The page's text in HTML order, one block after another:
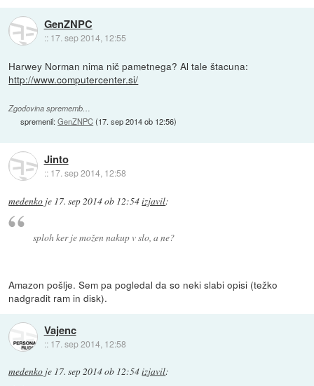
GenZNPC
:: 17. sep 2014, 12:55
Harwey Norman nima nič pametnega? Al tale štacuna:
http://www.computercenter.si/
Zgodovina sprememb…
spremenil:GenZNPC(17. sep 2014 ob 12:56)
Jinto
:: 17. sep 2014, 12:58
medenko je 17. sep 2014 ob 12:54izjavil:
sploh ker je možen nakup v slo, a ne?
Amazon pošlje. Sem pa pogledal da so neki slabi opisi (težko
nadgradit ram in disk).
Vajenc
:: 17. sep 2014, 12:58
medenko je 17. sep 2014 ob 12:54izjavil: